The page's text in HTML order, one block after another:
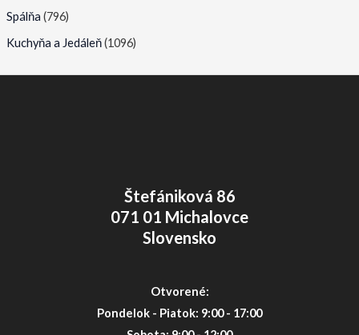
Spálňa (796)
Kuchyňa a Jedáleň(1096)
Štefániková 86
071 01 Michalovce
Slovensko
Otvorené:
Pondelok - Piatok: 9:00 - 17:00